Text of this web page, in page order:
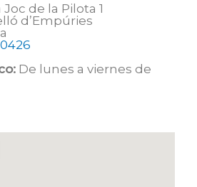
Joc de la Pilota 1
d’Empúries
De lunes a viernes de